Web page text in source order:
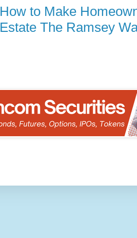
How to Make
Estate The Ramsey